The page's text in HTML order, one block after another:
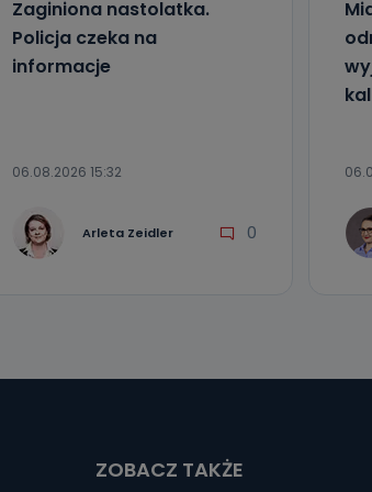
Zaginiona nastolatka.
Policja czeka na
informacje
06.08.2026 15:32
Arleta Zeidler 0
ZOBACZ TAKŻE